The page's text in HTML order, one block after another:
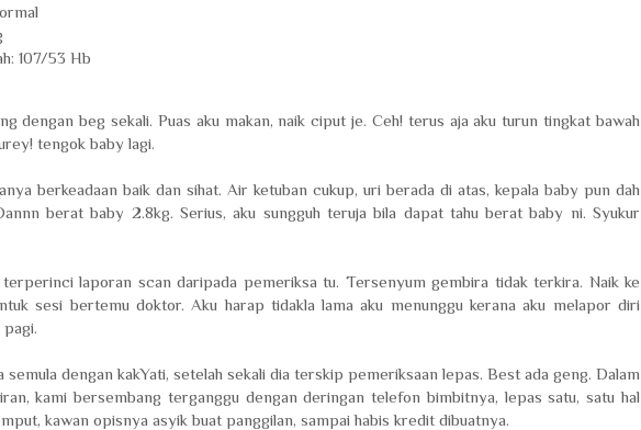
107/53 Hb
dengan beg sekali. Puas aku makan, naik ciput je. Ceh! terus aja aku turun tingkat bawah
tengok baby lagi.
berkeadaan baik dan sihat. Air ketuban cukup, uri berada di atas, kepala baby pun dah
berat baby 2.8kg. Serius, aku sungguh teruja bila dapat tahu berat baby ni. Syukur
laporan scan daripada pemeriksa tu. Tersenyum gembira tidak terkira. Naik ke
sesi bertemu doktor. Aku harap tidakla lama aku menunggu kerana aku melapor diri
semula dengan kakYati, setelah sekali dia terskip pemeriksaan lepas. Best ada geng. Dalam
kami bersembang terganggu dengan deringan telefon bimbitnya, lepas satu, satu hal
kawan opisnya asyik buat panggilan, sampai habis kredit dibuatnya.